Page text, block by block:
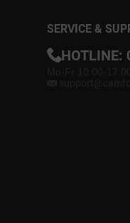
SERVICE &
HOTLINE: